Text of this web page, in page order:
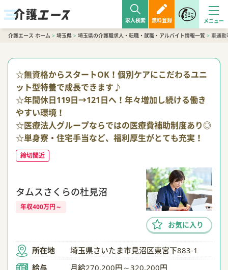
求人検索 無料登録
介護エース ホーム > 埼玉県 > 埼玉県の介護職求人・転職・就職・アルバイト情報一覧 > 車通勤
☆無資格からスタートOK！個別ケアにこだわるユニ
ット型特養で成長できます♪
☆年間休日119日→121日へ！年々増加し続ける働き
やすい環境！
☆医療法人グループならではの医療費補助制度あり◎
☆単身寮・住宅手当など、福利厚生がとても充実！
締切間近
タムスさくらの杜見沼
年収400万円～
お気に入り
所在地
埼玉県さいたま市見沼区東宮下883-1
給与
月給270,200円～320,200円